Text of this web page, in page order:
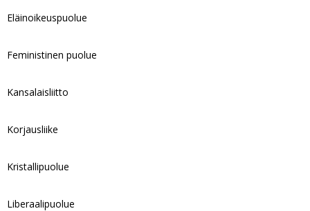
Eläinoikeuspuolue
Feministinen puolue
Kansalaisliitto
Korjausliike
Kristallipuolue
Liberaalipuolue